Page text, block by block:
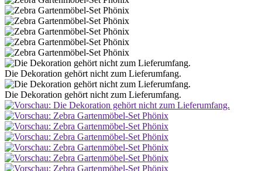
Die Dekoration gehört nicht zum Lieferumfang.
Die Dekoration gehört nicht zum Lieferumfang.